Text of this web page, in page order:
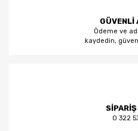
GÜVENLİ
Ödeme ve
kaydedin,
0 322